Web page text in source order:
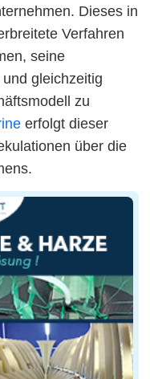
Dieses in
Verfahren
seine
gleichzeitig
zu
erfolgt dieser
über die